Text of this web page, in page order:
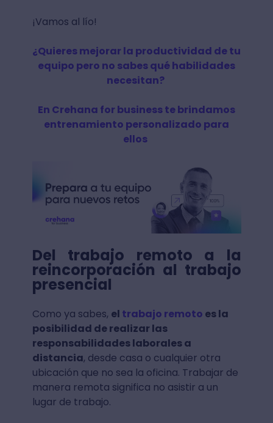
¡Vamos al lío!
¿Quieres‌ ‌mejorar‌ ‌la‌ ‌productividad‌ ‌de‌ ‌tu‌
‌equipo‌ ‌pero‌ ‌no‌ ‌sabes‌ ‌qué‌ ‌habilidades‌
‌necesitan?‌ ‌
En‌ ‌Crehana‌ ‌for‌ ‌business‌ ‌te‌ ‌brindamos‌
‌entrenamiento‌ ‌personalizado‌ ‌para‌
‌ellos‌
Del trabajo remoto a la
reincorporación al trabajo
presencial
Como ya sabes, el trabajo remoto es la
posibilidad de realizar las
responsabilidades laborales a
distancia, desde casa o cualquier otra
ubicación que no sea la oficina. Trabajar de
manera remota significa no asistir a un
lugar de trabajo.